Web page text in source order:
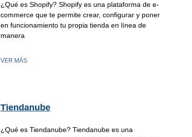
¿Qué es Shopify? Shopify es una plataforma de e-
commerce que te permite crear, configurar y poner
en funcionamiento tu propia tienda en línea de
manera
VER MÁS
Tiendanube
¿Qué es Tiendanube? Tiendanube es una